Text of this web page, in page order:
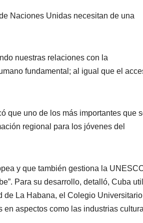
Naciones Unidas necesitan de una
nuestras relaciones con la
fundamental; al igual que el
que uno de los más importantes que
regional para los jóvenes del
y que también gestiona la
Para su desarrollo, detalló, Cuba
de La Habana, el Colegio Universitario
en aspectos como las industrias